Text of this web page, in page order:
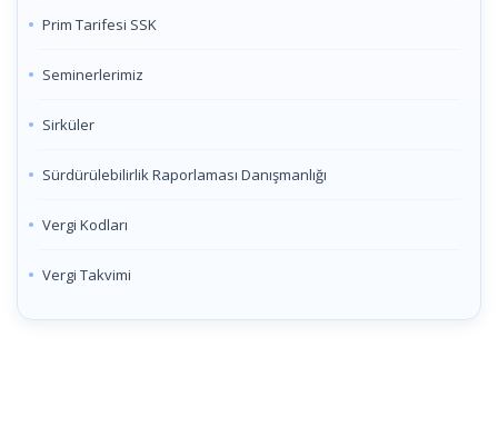
Prim Tarifesi SSK
Seminerlerimiz
Sirküler
Sürdürülebilirlik Raporlaması Danışmanlığı
Vergi Kodları
Vergi Takvimi